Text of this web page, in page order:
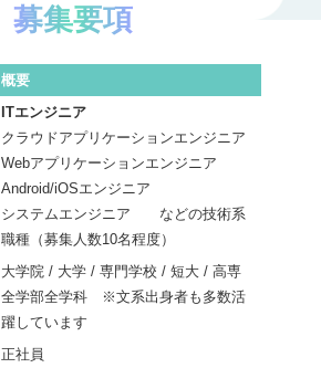
募集要項
概要
ITエンジニア
クラウドアプリケーションエンジニア
Webアプリケーションエンジニア
Android/iOSエンジニア
システムエンジニア などの技術系
職種（募集人数10名程度）
大学院 / 大学 / 専門学校 / 短大 / 高専
全学部全学科 ※文系出身者も多数活
躍しています
正社員